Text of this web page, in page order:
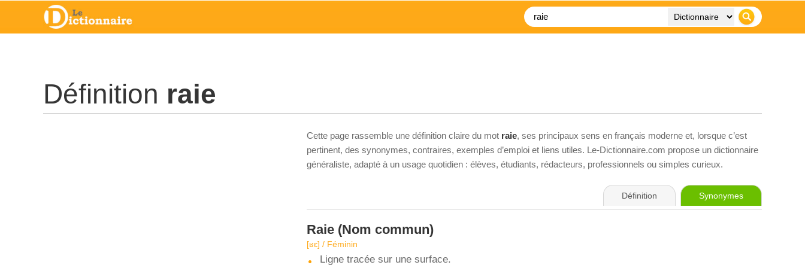
Définition raie
Cette page rassemble une définition claire du mot raie, ses principaux sens en français moderne et, lorsque c’est
pertinent, des synonymes, contraires, exemples d’emploi et liens utiles. Le-Dictionnaire.com propose un dictionnaire
généraliste, adapté à un usage quotidien : élèves, étudiants, rédacteurs, professionnels ou simples curieux.
Définition Synonymes
Raie (Nom commun)
[ʁɛ] / Féminin
Ligne tracée sur une surface.